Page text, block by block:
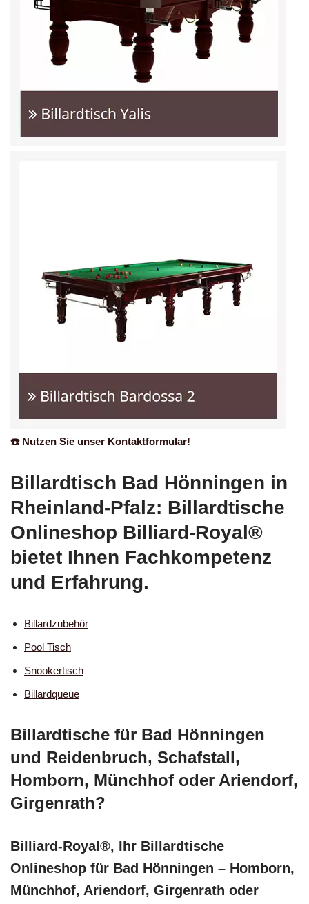
☎️ Nutzen Sie unser Kontaktformular!
Billardtisch Bad Hönningen in
Rheinland-Pfalz: Billardtische
Onlineshop Billiard-Royal®
bietet Ihnen Fachkompetenz
und Erfahrung.
Billardzubehör
Pool Tisch
Snookertisch
Billardqueue
Billardtische für Bad Hönningen
und Reidenbruch, Schafstall,
Homborn, Münchhof oder Ariendorf,
Girgenrath?
Billiard-Royal®, Ihr Billardtische
Onlineshop für Bad Hönningen – Homborn,
Münchhof, Ariendorf, Girgenrath oder